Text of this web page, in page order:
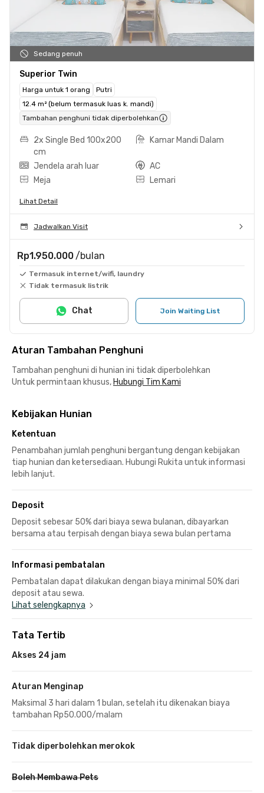
Sedang penuh
Superior Twin
Harga untuk 1 orang
Putri
12.4 m² (belum termasuk luas k. mandi)
Tambahan penghuni tidak diperbolehkan
2x Single Bed 100x200
cm
Kamar Mandi Dalam
Jendela arah luar
AC
Meja
Lemari
Lihat Detail
Jadwalkan Visit
Rp1.950.000 /bulan
Termasuk internet/wifi, laundry
Tidak termasuk listrik
Join Waiting List
Chat
Aturan Tambahan Penghuni
Tambahan penghuni di hunian ini tidak diperbolehkan
Untuk permintaan khusus, Hubungi Tim Kami
Kebijakan Hunian
Ketentuan
Penambahan jumlah penghuni bergantung dengan kebijakan
tiap hunian dan ketersediaan. Hubungi Rukita untuk informasi
lebih lanjut.
Deposit
Deposit sebesar 50% dari biaya sewa bulanan, dibayarkan
bersama atau terpisah dengan biaya sewa bulan pertama
Informasi pembatalan
Pembatalan dapat dilakukan dengan biaya minimal 50% dari
deposit atau sewa.
Lihat selengkapnya
Tata Tertib
Akses 24 jam
Aturan Menginap
Maksimal 3 hari dalam 1 bulan, setelah itu dikenakan biaya
tambahan Rp50.000/malam
Tidak diperbolehkan merokok
Boleh Membawa Pets